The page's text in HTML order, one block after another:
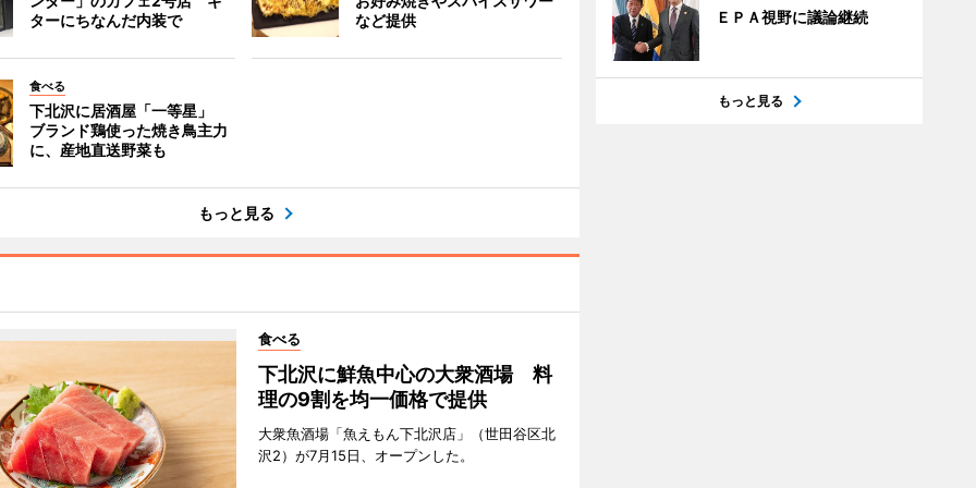
ターにちなんだ内装で
など提供
食べる
下北沢に居酒屋「一等星」
ブランド鶏使った焼き鳥主力
に、産地直送野菜も
もっと見る
食べる
下北沢に鮮魚中心の大衆酒場 料
理の9割を均一価格で提供
大衆魚酒場「魚えもん下北沢店」（世田谷区北
沢2）が7月15日、オープンした。
ＥＰＡ視野に議論継続
もっと見る